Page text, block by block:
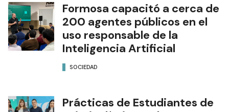
Formosa capacitó a cerca de
200 agentes públicos en el
uso responsable de la
Inteligencia Artificial
SOCIEDAD
Prácticas de Estudiantes de